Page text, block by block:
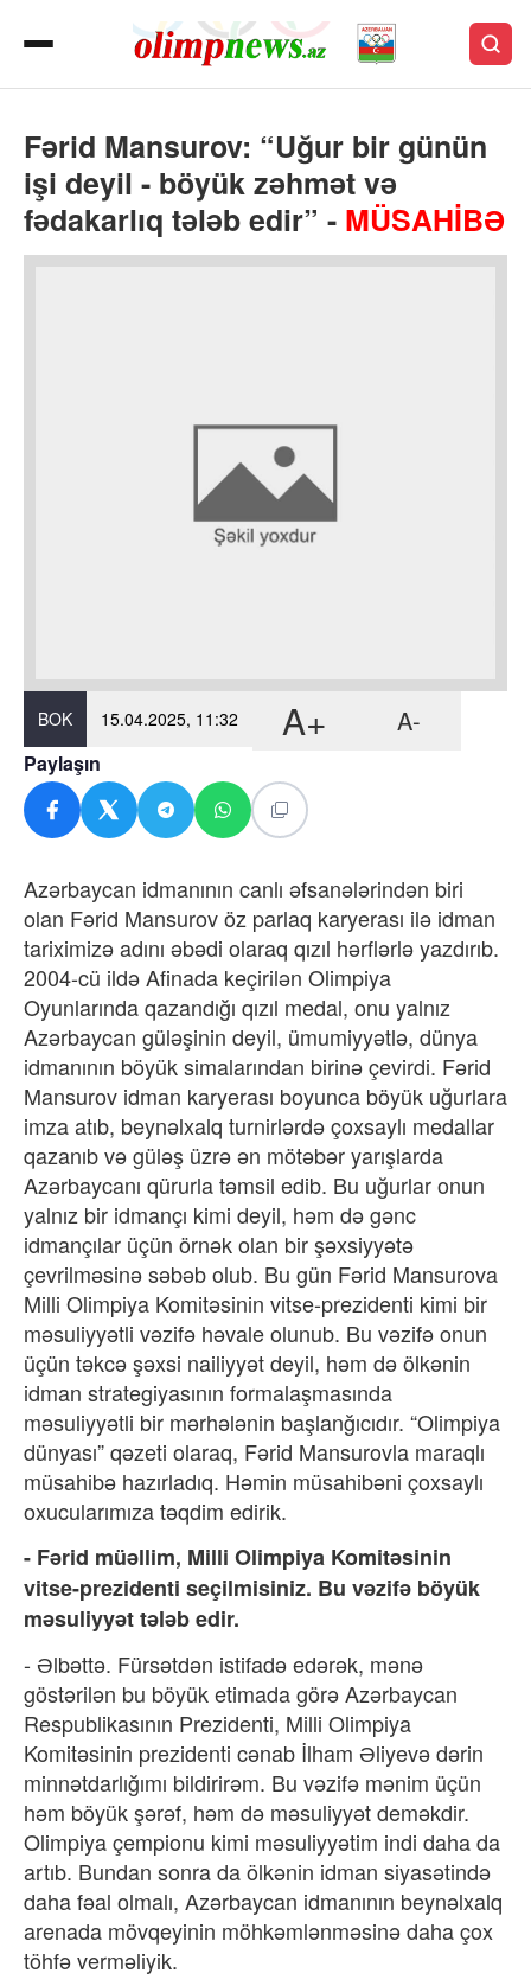
Fərid Mansurov: “Uğur bir günün
işi deyil - böyük zəhmət və
fədakarlıq tələb edir” - MÜSAHİBƏ
BOK 15.04.2025, 11:32 A+ A-
Paylaşın
Azərbaycan idmanının canlı əfsanələrindən biri
olan Fərid Mansurov öz parlaq karyerası ilə idman
tariximizə adını əbədi olaraq qızıl hərflərlə yazdırıb.
2004-cü ildə Afinada keçirilən Olimpiya
Oyunlarında qazandığı qızıl medal, onu yalnız
Azərbaycan güləşinin deyil, ümumiyyətlə, dünya
idmanının böyük simalarından birinə çevirdi. Fərid
Mansurov idman karyerası boyunca böyük uğurlara
imza atıb, beynəlxalq turnirlərdə çoxsaylı medallar
qazanıb və güləş üzrə ən mötəbər yarışlarda
Azərbaycanı qürurla təmsil edib. Bu uğurlar onun
yalnız bir idmançı kimi deyil, həm də gənc
idmançılar üçün örnək olan bir şəxsiyyətə
çevrilməsinə səbəb olub. Bu gün Fərid Mansurova
Milli Olimpiya Komitəsinin vitse-prezidenti kimi bir
məsuliyyətli vəzifə həvale olunub. Bu vəzifə onun
üçün təkcə şəxsi nailiyyət deyil, həm də ölkənin
idman strategiyasının formalaşmasında
məsuliyyətli bir mərhələnin başlanğıcıdır. “Olimpiya
dünyası” qəzeti olaraq, Fərid Mansurovla maraqlı
müsahibə hazırladıq. Həmin müsahibəni çoxsaylı
oxucularımıza təqdim edirik.
- Fərid müəllim, Milli Olimpiya Komitəsinin
vitse-prezidenti seçilmisiniz. Bu vəzifə böyük
məsuliyyət tələb edir.
- Əlbəttə. Fürsətdən istifadə edərək, mənə
göstərilən bu böyük etimada görə Azərbaycan
Respublikasının Prezidenti, Milli Olimpiya
Komitəsinin prezidenti cənab İlham Əliyevə dərin
minnətdarlığımı bildirirəm. Bu vəzifə mənim üçün
həm böyük şərəf, həm də məsuliyyət deməkdir.
Olimpiya çempionu kimi məsuliyyətim indi daha da
artıb. Bundan sonra da ölkənin idman siyasətində
daha fəal olmalı, Azərbaycan idmanının beynəlxalq
arenada mövqeyinin möhkəmlənməsinə daha çox
töhfə verməliyik.